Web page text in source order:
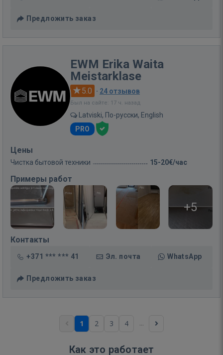
Предложить заказ
EWM Erika Waita
Meistarklase
5.0 · 24 отзывов
Был на сайте: 17 ч. назад
Latviski, По-русски, English
PRO
Цены
Чистка бытовой техники 15-20€/час
Примеры работ
+5
Контакты
+371 *** *** 41 Эл. почта WhatsApp
Предложить заказ
1 2 3 4 ...
Как это работает